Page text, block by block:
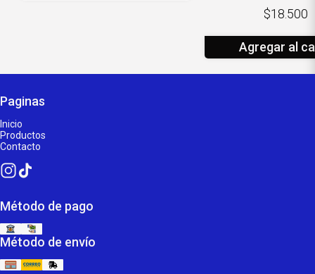
$18.500
Agregar al
Paginas
Inicio
Productos
Contacto
Método de pago
Método de envío